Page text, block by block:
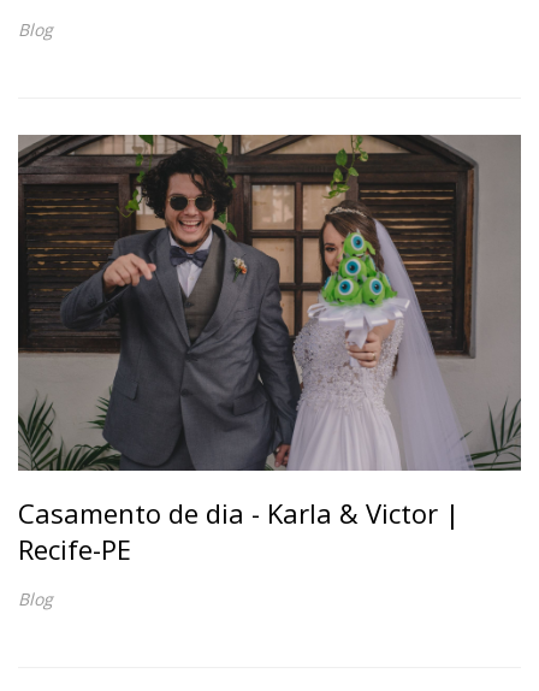
Blog
Casamento de dia - Karla & Victor |
Recife-PE
Blog